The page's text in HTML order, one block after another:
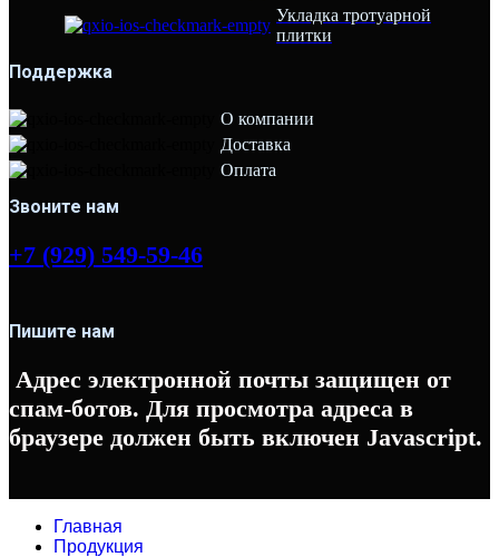
Укладка тротуарной
плитки
Поддержка
О компании
Доставка
Оплата
Звоните нам
+7 (929) 549-59-46
Пишите нам
Адрес электронной почты защищен от
спам-ботов. Для просмотра адреса в
браузере должен быть включен Javascript.
Главная
Продукция